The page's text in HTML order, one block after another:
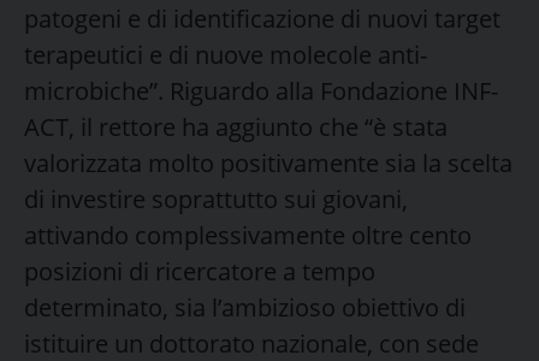
patogeni e di identificazione di nuovi target
terapeutici e di nuove molecole anti-
microbiche”. Riguardo alla Fondazione INF-
ACT, il rettore ha aggiunto che “è stata
valorizzata molto positivamente sia la scelta
di investire soprattutto sui giovani,
attivando complessivamente oltre cento
posizioni di ricercatore a tempo
determinato, sia l’ambizioso obiettivo di
istituire un dottorato nazionale, con sede